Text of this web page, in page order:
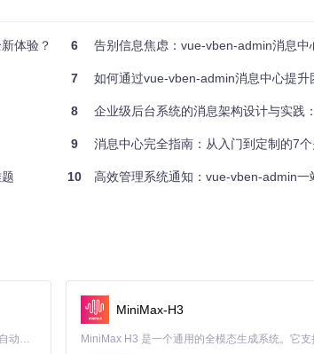
容
读消息
体验？ 6 告别信息焦虑：vue-vben-admin消息中
7 如何通过vue-vben-admin消息中心提升团
8 企业级后台系统的消息架构设计与实践：
9 消息中心完全指南：从入门到定制的7
10 高效管理系统通知：vue-vben-admin一
Claude Code 的开源替代方案。连接任意大模型，编辑代码，运行命令，自动验证 — 全自动执行。用 Rust 构建，极致性能。 ｜ An open-source alternative to Claude Code. Connect any LLM, edit code, run commands, and verify changes — autonomously. Built in Rust for speed. Get Started
MiniMax-H3